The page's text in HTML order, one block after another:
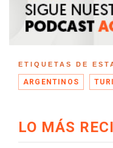
ETIQUETAS DE
ARGENTINOS
LO MÁS